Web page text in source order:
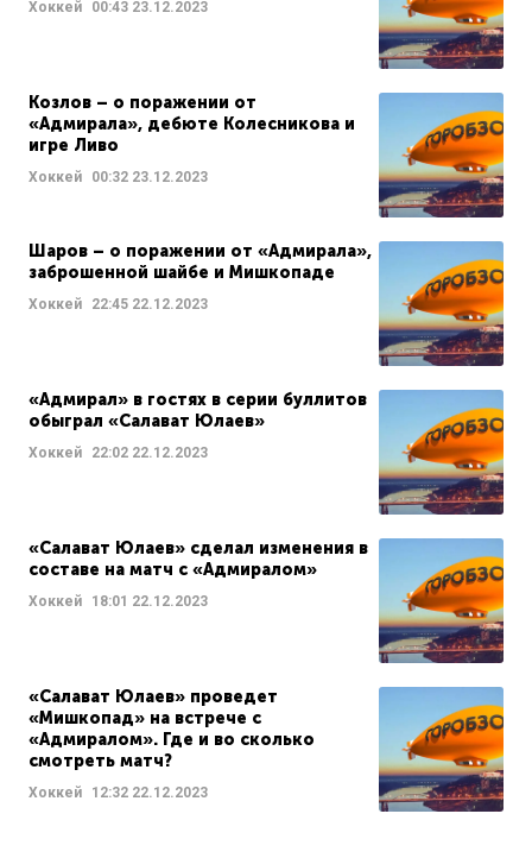
Хоккей 00:43 23.12.2023
Козлов – о поражении от
«Адмирала», дебюте Колесникова и
игре Ливо
Хоккей 00:32 23.12.2023
Шаров – о поражении от «Адмирала»,
заброшенной шайбе и Мишкопаде
Хоккей 22:45 22.12.2023
«Адмирал» в гостях в серии буллитов
обыграл «Салават Юлаев»
Хоккей 22:02 22.12.2023
«Салават Юлаев» сделал изменения в
составе на матч с «Адмиралом»
Хоккей 18:01 22.12.2023
«Салават Юлаев» проведет
«Мишкопад» на встрече с
«Адмиралом». Где и во сколько
смотреть матч?
Хоккей 12:32 22.12.2023